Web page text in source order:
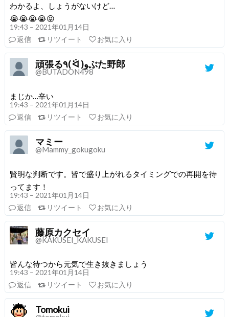
わかるよ、しょうがないけど…
😭😭😭😭😝
19:43 – 2021年01月14日
返信
リツイート お気に入り
頑張る٩( ᐛ )وぶた野郎
@BUTADON498
まじか…辛い
19:43 – 2021年01月14日
返信
リツイート お気に入り
マミー
@Mammy_gokugoku
賢明な判断です。皆で盛り上がれるタイミングでの再開を待
ってます！
19:43 – 2021年01月14日
返信
リツイート お気に入り
藤原カクセイ
@KAKUSEI_KAKUSEI
皆んな待つから元気で生き抜きましょう
19:43 – 2021年01月14日
返信
リツイート お気に入り
Tomokui